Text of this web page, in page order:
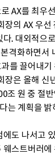
AX를 최우
장의 AX 우선
. 대외적으
격화하면서
를 끌어내기
장은 올해 신
조 원 중 절
는 계획을 밝
도 나서고
스트버러에